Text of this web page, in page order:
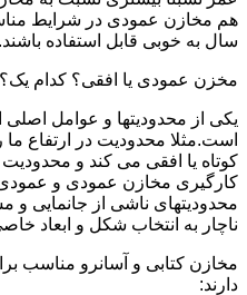
هم مخازن عمودی در شرایط
سال به خوبی قابل استفاده باشند.
مخزن عمودی یا افقی؟ کدام یک؟
یکی از محدودیتها و عوامل
است.مثلا محدودیت در ارتفاع ما
کوتاه یا افقی می کند و
کارگیری مخازن عمودی و عمودی
محدودیتهای ناشی از جانمایی و
ناچار به انتخاب شکل و ابعاد
مخازن کتابی و آسانرو مناسب
دارند: